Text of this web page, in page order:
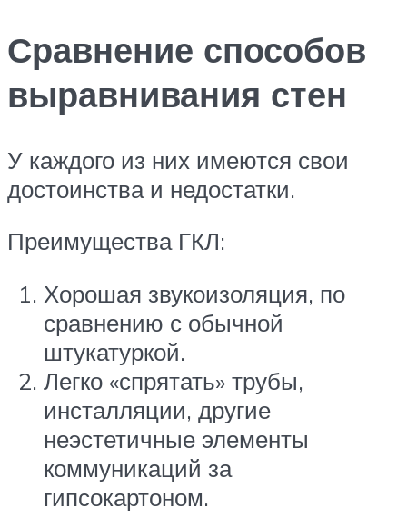
Сравнение способов
выравнивания стен
У каждого из них имеются свои
достоинства и недостатки.
Преимущества ГКЛ:
Хорошая звукоизоляция, по
сравнению с обычной
штукатуркой.
Легко «спрятать» трубы,
инсталляции, другие
неэстетичные элементы
коммуникаций за
гипсокартоном.